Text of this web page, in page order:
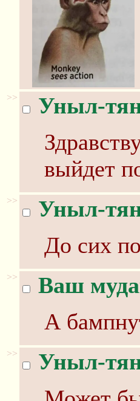
>> Уныл-
выйдет
>> Уныл-
До сих
>> Ваш
А
>> Уныл-